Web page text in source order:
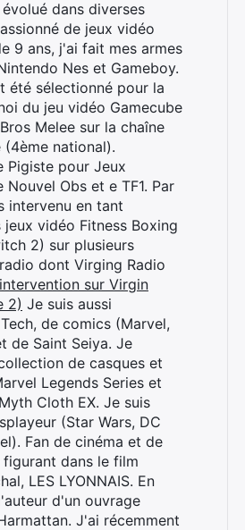
dans diverses
de jeux vidéo
9 ans, j'ai fait mes armes
Nes et Gameboy.
été sélectionné pour la
du jeu vidéo Gamecube
Melee sur la chaîne
(4ème national).
Pigiste pour Jeux
Nouvel Obs et e TF1. Par
intervenu en tant
vidéo Fitness Boxing
2) sur plusieurs
dont Virging Radio
sur Virgin
2) Je suis aussi
de comics (Marvel,
de Saint Seiya. Je
de casques et
Legends Series et
Cloth EX. Je suis
(Star Wars, DC
Fan de cinéma et de
figurant dans le film
LES LYONNAIS. En
d'un ouvrage
J'ai récemment